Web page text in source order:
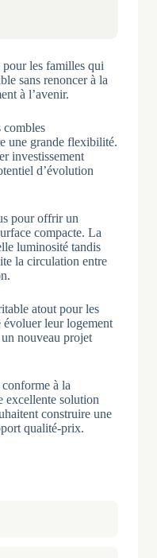
les familles qui
sans renoncer à la
à l’avenir.
combles
une grande flexibilité.
investissement
d’évolution
pour offrir un
compacte. La
luminosité tandis
la circulation entre
atout pour les
leur logement
un nouveau projet
à la
excellente solution
construire une
qualité-prix.